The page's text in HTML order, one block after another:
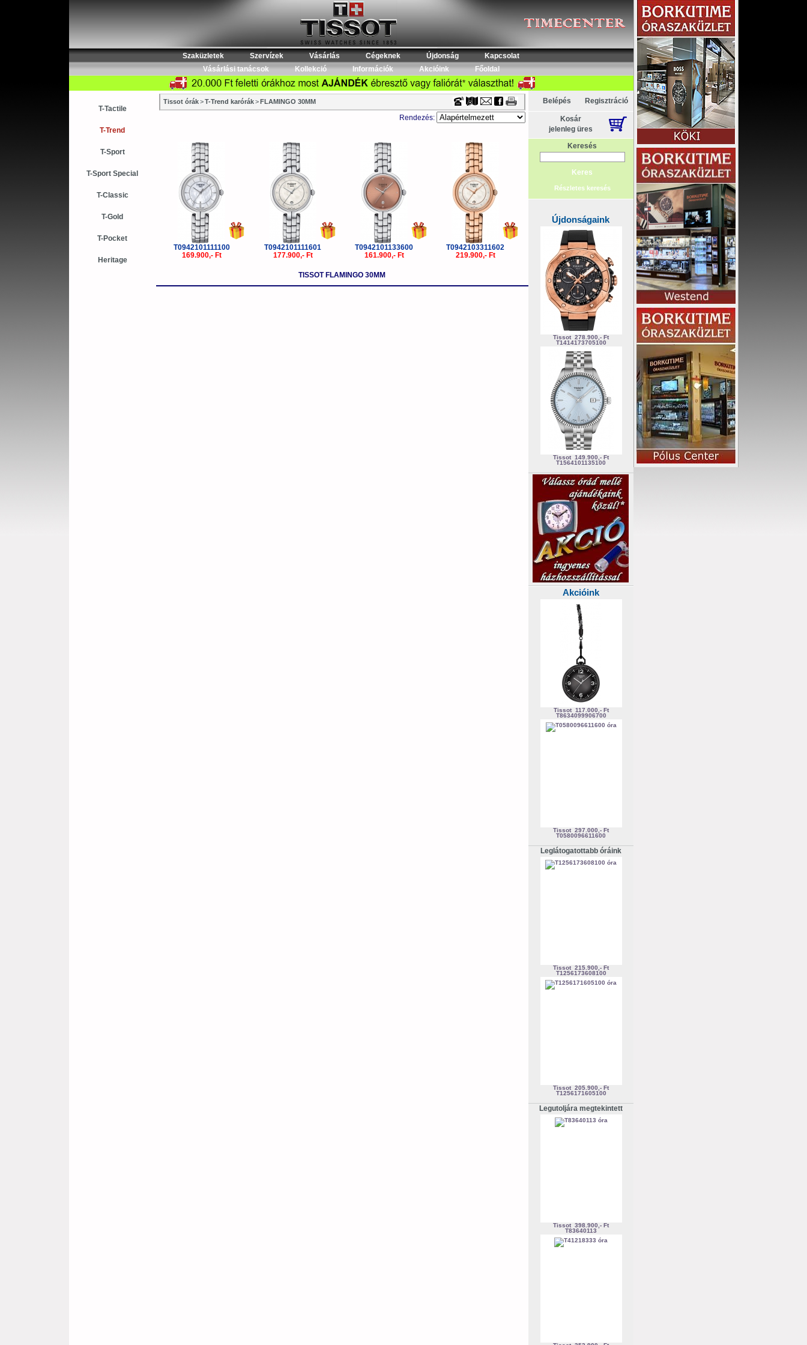
Szaküzletek Szervízek Vásárlás Cégeknek Újdonság
Kapcsolat
Vásárlási tanácsok
Kollekció Információk Akcióink Főoldal
T-Tactile
T-Trend
T-Sport
T-Sport Special
T-Classic
T-Gold
T-Pocket
Heritage
Tissot órák > T-Trend karórák > FLAMINGO 30MM
Rendezés:
T0942101111100
169.900,- Ft
T0942101111601
177.900,- Ft
T0942101133600
161.900,- Ft
T0942103311602
219.900,- Ft
TISSOT FLAMINGO 30MM
Belépés Regisztráció
Kosár
jelenleg üres
Keresés
Részletes keresés
Újdonságaink
Tissot 278.900,- Ft
T1414173705100
Tissot 149.900,- Ft
T1564101135100
Akcióink
Tissot 117.000,- Ft
T8634099906700
Tissot 297.000,- Ft
T0580096611600
Leglátogatottabb óráink
Tissot 215.900,- Ft
T1256173608100
Tissot 205.900,- Ft
T1256171605100
Legutoljára megtekintett
Tissot 398.900,- Ft
T83640113